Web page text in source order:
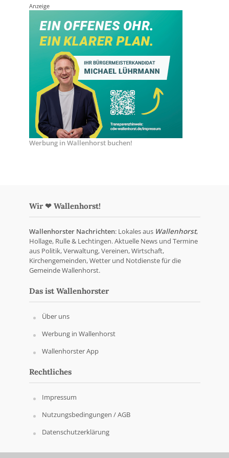
Anzeige
Werbung in Wallenhorst buchen!
Wir ❤ Wallenhorst!
Wallenhorster Nachrichten: Lokales aus Wallenhorst,
Hollage, Rulle & Lechtingen. Aktuelle News und Termine
aus Politik, Verwaltung, Vereinen, Wirtschaft,
Kirchengemeinden, Wetter und Notdienste für die
Gemeinde Wallenhorst.
Das ist Wallenhorster
Über uns
Werbung in Wallenhorst
Wallenhorster App
Rechtliches
Impressum
Nutzungsbedingungen / AGB
Datenschutzerklärung